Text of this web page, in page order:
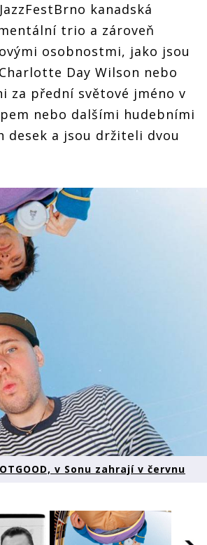
kanadská
trio a zároveň
osobnostmi, jako jsou
Day Wilson nebo
za přední světové jméno v
nebo dalšími hudebními
desek a jsou držiteli dvou
v Sonu zahrají v červnu